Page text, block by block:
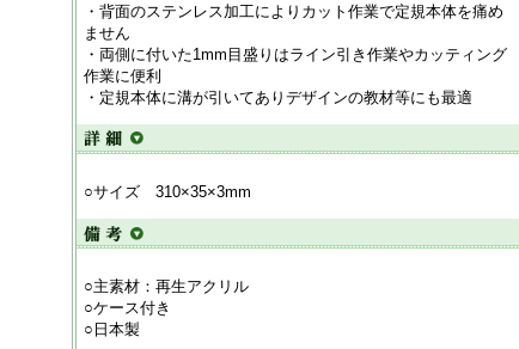
・背面のステンレス加工によりカット作業で定規本体を痛め
ません
・両側に付いた1mm目盛りはライン引き作業やカッティング
作業に便利
・定規本体に溝が引いてありデザインの教材等にも最適
○サイズ 310×35×3mm
○主素材：再生アクリル
○ケース付き
○日本製